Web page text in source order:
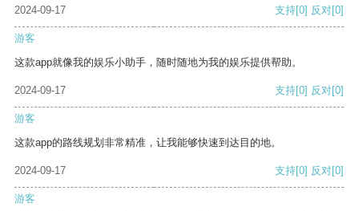
2024-09-17
支持[0] 反对[0]
游客
这款app就像我的娱乐小助手，随时随地为我的娱乐提供帮助。
2024-09-17 支持[0] 反对[0]
游客
这款app的路线规划非常精准，让我能够快速到达目的地。
2024-09-17 支持[0] 反对[0]
游客